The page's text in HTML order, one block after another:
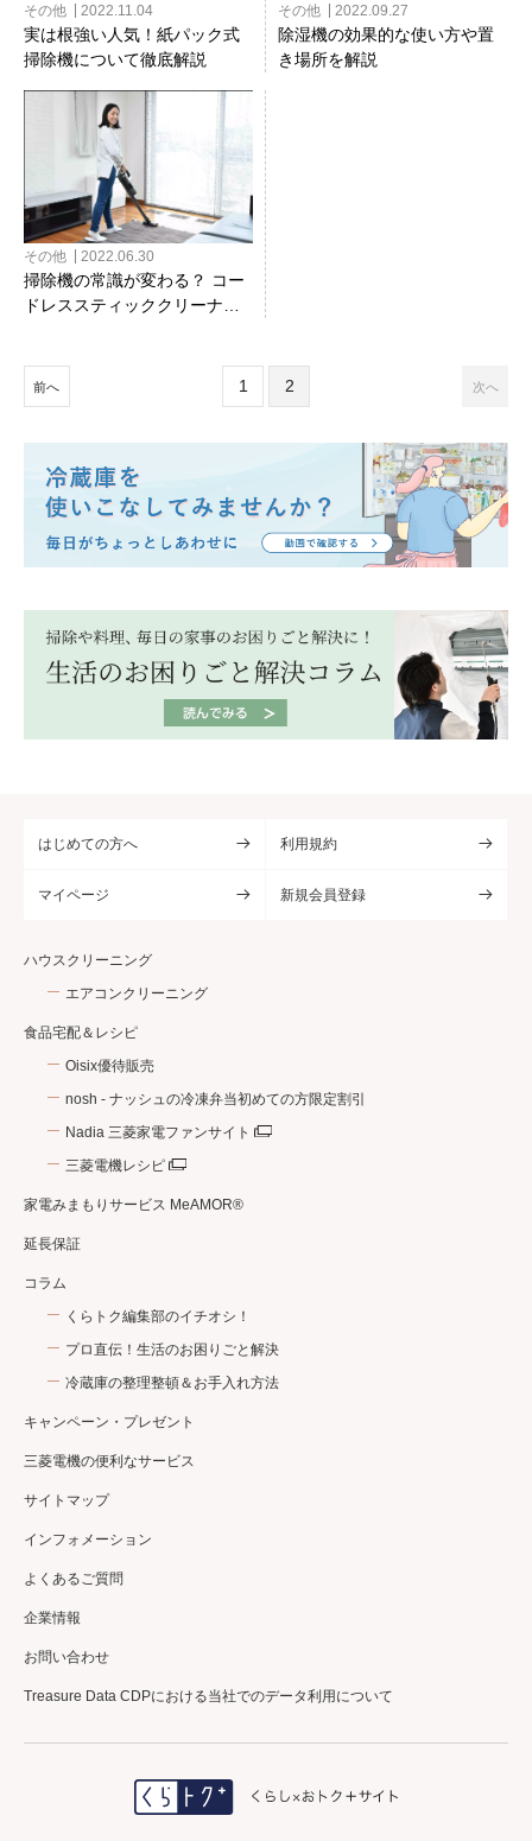
その他 2022.11.04
実は根強い人気！紙パック式
掃除機について徹底解説
その他 2022.09.27
除湿機の効果的な使い方や置
き場所を解説
その他 2022.06.30
掃除機の常識が変わる？ コー
ドレススティッククリーナー
前へ 1 2 次へ
はじめての方へ 利用規約
マイページ 新規会員登録
ハウスクリーニング
エアコンクリーニング
食品宅配＆レシピ
Oisix優待販売
nosh - ナッシュの冷凍弁当初めての方限定割引
Nadia 三菱家電ファンサイト
三菱電機レシピ
家電みまもりサービス MeAMOR®
延長保証
コラム
くらトク編集部のイチオシ！
プロ直伝！生活のお困りごと解決
冷蔵庫の整理整頓＆お手入れ方法
キャンペーン・プレゼント
三菱電機の便利なサービス
サイトマップ
インフォメーション
よくあるご質問
企業情報
お問い合わせ
Treasure Data CDPにおける当社でのデータ利用について